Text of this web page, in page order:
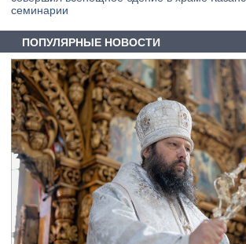
семинарии
ПОПУЛЯРНЫЕ НОВОСТИ